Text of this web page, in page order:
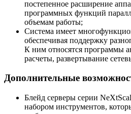
постепенное расширение
программных функций
объемам работы;
Система имеет
обеспечивая поддержку
К ним относятся программы
расчеты, развертывание
Дополнительные
Блейд серверы серии
набором инструментов,